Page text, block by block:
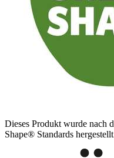
Dieses Produkt wurde nach
Shape® Standards